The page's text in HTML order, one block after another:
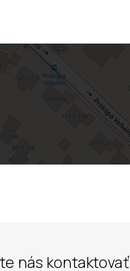
nás kontaktovať